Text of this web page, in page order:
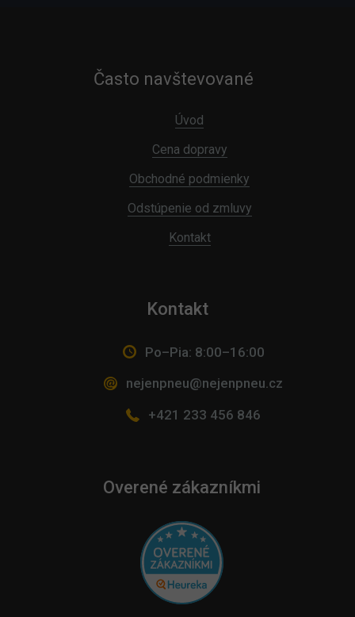
Často navštevované
Úvod
Cena dopravy
Obchodné podmienky
Odstúpenie od zmluvy
Kontakt
Kontakt
Po–Pia: 8:00–16:00
nejenpneu@nejenpneu.cz
+421 233 456 846
Overené zákazníkmi